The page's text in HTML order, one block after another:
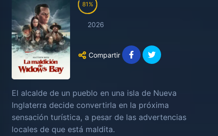
81
2026
Compartir
El alcalde de un pueblo en una isla de Nueva
Inglaterra decide convertirla en la próxima
sensación turística, a pesar de las advertencias
locales de que está maldita.